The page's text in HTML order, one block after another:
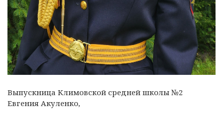
Выпускница Климовской средней школы №2
Евгения Акуленко,